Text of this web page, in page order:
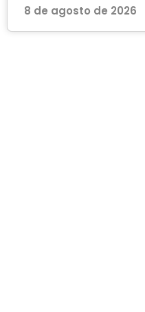
8 de agosto de 2026